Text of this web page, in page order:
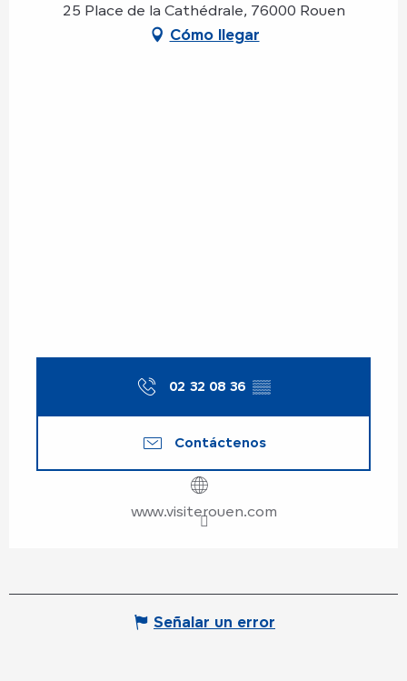
25 Place de la Cathédrale, 76000 Rouen
Cómo llegar
02 32 08 36 ▒▒
Contáctenos
www.visiterouen.com
Señalar un error